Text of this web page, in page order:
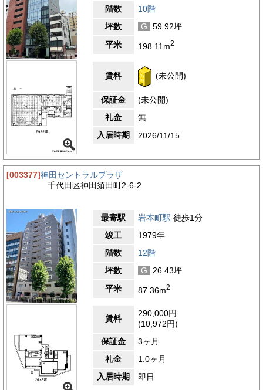
階数
10階
坪数
G
59.92坪
平米
198.11m2
賃料 (未公開)
保証金
(未公開)
礼金
無
入居時期
2026/11/15
[003377]神田セントラルプラザ
千代田区神田須田町2-6-2
最寄駅 岩本町駅 徒歩1分
竣工
1979年
階数
12階
坪数
G
26.43坪
平米
87.36m2
賃料
290,000円
(10,972円)
保証金
3ヶ月
礼金
1.0ヶ月
入居時期
即日